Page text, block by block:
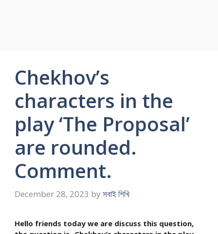
Chekhov’s
characters in the
play ‘The Proposal’
are rounded.
Comment.
December 28, 2023 by সবাই শিখি
Hello friends today we are discuss this question,